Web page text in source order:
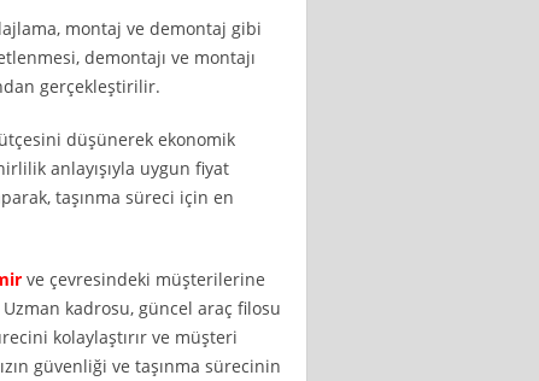
montaj ve demontaj gibi
demontajı ve montajı
gerçekleştirilir.
düşünerek ekonomik
anlayışıyla uygun fiyat
taşınma süreci için en
ve çevresindeki müşterilerine
kadrosu, güncel araç filosu
kolaylaştırır ve müşteri
güvenliği ve taşınma sürecinin